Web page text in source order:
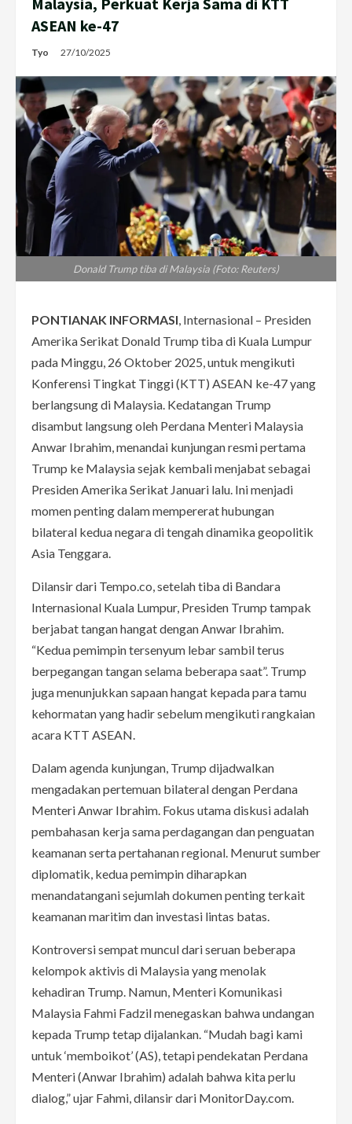
ASEAN ke-47
Tyo 27/10/2025
Donald Trump tiba di Malaysia (Foto: Reuters)
PONTIANAK INFORMASI, Internasional – Presiden
Amerika Serikat Donald Trump tiba di Kuala Lumpur
pada Minggu, 26 Oktober 2025, untuk mengikuti
Konferensi Tingkat Tinggi (KTT) ASEAN ke-47 yang
berlangsung di Malaysia. Kedatangan Trump
disambut langsung oleh Perdana Menteri Malaysia
Anwar Ibrahim, menandai kunjungan resmi pertama
Trump ke Malaysia sejak kembali menjabat sebagai
Presiden Amerika Serikat Januari lalu. Ini menjadi
momen penting dalam mempererat hubungan
bilateral kedua negara di tengah dinamika geopolitik
Asia Tenggara.
Dilansir dari Tempo.co, setelah tiba di Bandara
Internasional Kuala Lumpur, Presiden Trump tampak
berjabat tangan hangat dengan Anwar Ibrahim.
“Kedua pemimpin tersenyum lebar sambil terus
berpegangan tangan selama beberapa saat”. Trump
juga menunjukkan sapaan hangat kepada para tamu
kehormatan yang hadir sebelum mengikuti rangkaian
acara KTT ASEAN.
Dalam agenda kunjungan, Trump dijadwalkan
mengadakan pertemuan bilateral dengan Perdana
Menteri Anwar Ibrahim. Fokus utama diskusi adalah
pembahasan kerja sama perdagangan dan penguatan
keamanan serta pertahanan regional. Menurut sumber
diplomatik, kedua pemimpin diharapkan
menandatangani sejumlah dokumen penting terkait
keamanan maritim dan investasi lintas batas.
Kontroversi sempat muncul dari seruan beberapa
kelompok aktivis di Malaysia yang menolak
kehadiran Trump. Namun, Menteri Komunikasi
Malaysia Fahmi Fadzil menegaskan bahwa undangan
kepada Trump tetap dijalankan. “Mudah bagi kami
untuk ‘memboikot’ (AS), tetapi pendekatan Perdana
Menteri (Anwar Ibrahim) adalah bahwa kita perlu
dialog,” ujar Fahmi, dilansir dari MonitorDay.com.